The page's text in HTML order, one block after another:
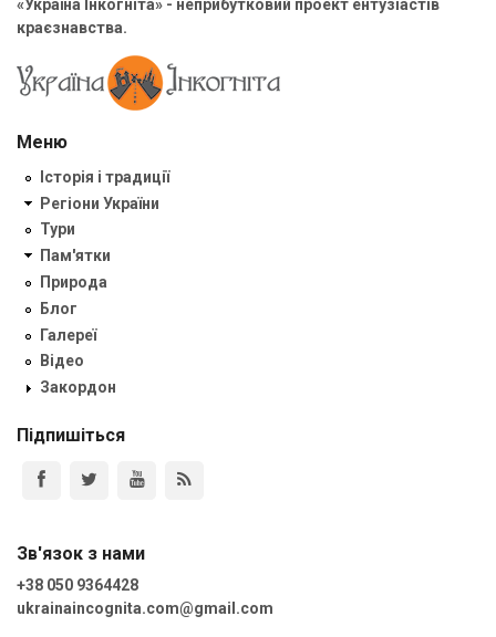
«Україна Інкогніта» - неприбутковий проект ентузіастів
краєзнавства.
Меню
Історія і традиції
Регіони України
Тури
Пам'ятки
Природа
Блог
Галереї
Відео
Закордон
Підпишіться
Зв'язок з нами
+38 050 9364428
ukrainaincognita.com@gmail.com